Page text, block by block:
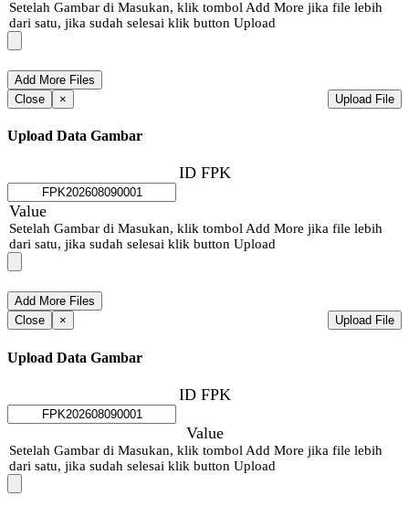
Setelah Gambar di Masukan, klik tombol Add More jika file lebih
dari satu, jika sudah selesai klik button Upload
Upload File
Close ×
Upload Data Gambar
ID FPK
Value
Setelah Gambar di Masukan, klik tombol Add More jika file lebih
dari satu, jika sudah selesai klik button Upload
Upload File
Close ×
Upload Data Gambar
ID FPK
Value
Setelah Gambar di Masukan, klik tombol Add More jika file lebih
dari satu, jika sudah selesai klik button Upload